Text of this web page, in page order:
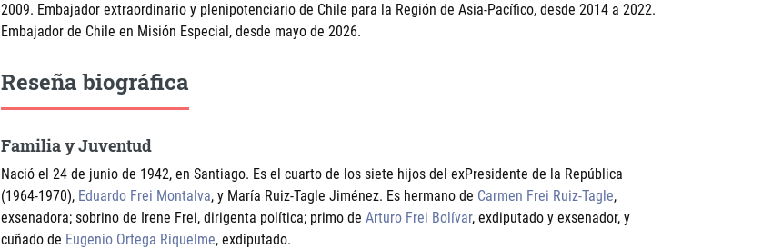
2009. Embajador extraordinario y plenipotenciario de Chile para la Región de Asia-Pacífico, desde 2014 a 2022.
Embajador de Chile en Misión Especial, desde mayo de 2026.
Reseña biográfica
Familia y Juventud
Nació el 24 de junio de 1942, en Santiago. Es el cuarto de los siete hijos del exPresidente de la República
(1964-1970), Eduardo Frei Montalva, y María Ruiz-Tagle Jiménez. Es hermano de Carmen Frei Ruiz-Tagle,
exsenadora; sobrino de Irene Frei, dirigenta política; primo de Arturo Frei Bolívar, exdiputado y exsenador, y
cuñado de Eugenio Ortega Riquelme, exdiputado.